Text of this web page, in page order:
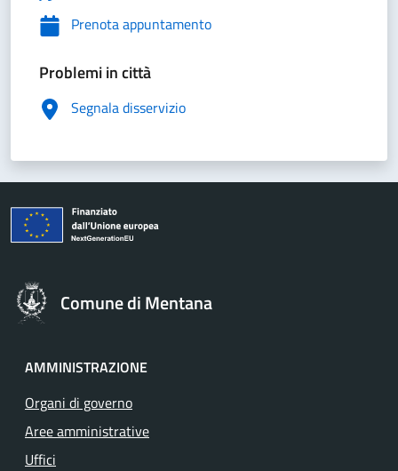
Prenota appuntamento
Problemi in città
Segnala disservizio
Comune di Mentana
AMMINISTRAZIONE
Organi di governo
Aree amministrative
Uffici